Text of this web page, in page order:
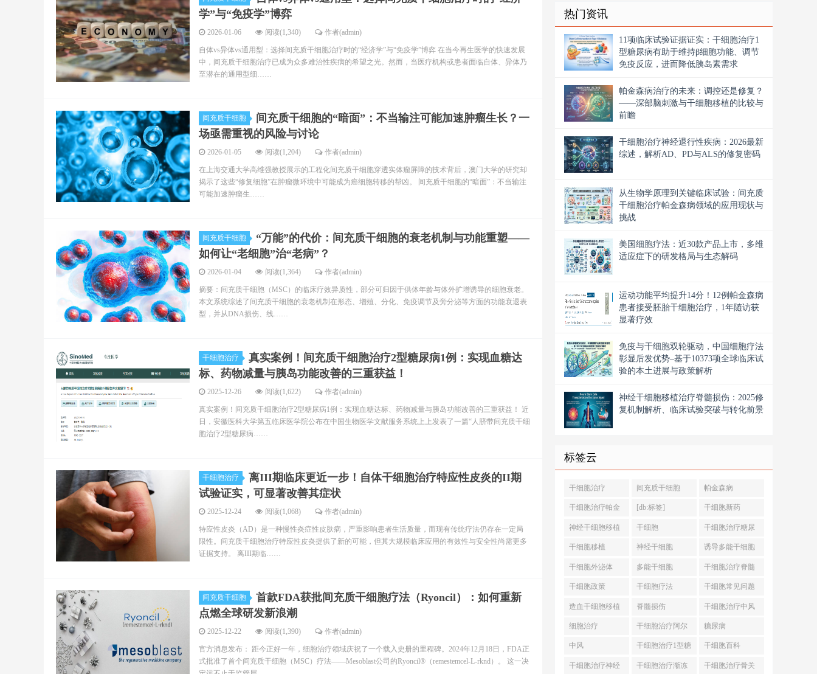
学”与“免疫学”博弈
2026-01-06 阅读(1,340) 作者(admin)
自体vs异体vs通用型：选择间充质干细胞治疗时的“经济学”与“免疫学”博弈 在当今再生医学的快速发展
中，间充质干细胞治疗已成为众多难治性疾病的希望之光。然而，当医疗机构或患者面临自体、异体乃
至潜在的通用型细……
间充质干细胞
间充质干细胞的“暗面”：不当输注可能加速肿瘤生长？一
场亟需重视的风险与讨论
2026-01-05 阅读(1,204) 作者(admin)
在上海交通大学高维强教授展示的工程化间充质干细胞穿透实体瘤屏障的技术背后，澳门大学的研究却
揭示了这些“修复细胞”在肿瘤微环境中可能成为癌细胞转移的帮凶。 间充质干细胞的“暗面”：不当输注
可能加速肿瘤生……
间充质干细胞
“万能”的代价：间充质干细胞的衰老机制与功能重塑——
如何让“老细胞”治“老病”？
2026-01-04 阅读(1,364) 作者(admin)
摘要：间充质干细胞（MSC）的临床疗效异质性，部分可归因于供体年龄与体外扩增诱导的细胞衰老。
本文系统综述了间充质干细胞的衰老机制在形态、增殖、分化、免疫调节及旁分泌等方面的功能衰退表
型，并从DNA损伤、线……
干细胞治疗
真实案例！间充质干细胞治疗2型糖尿病1例：实现血糖达
标、药物减量与胰岛功能改善的三重获益！
2025-12-26 阅读(1,622) 作者(admin)
真实案例！间充质干细胞治疗2型糖尿病1例：实现血糖达标、药物减量与胰岛功能改善的三重获益！ 近
日，安徽医科大学第五临床医学院公布在中国生物医学文献服务系统上上发表了一篇“人脐带间充质干细
胞治疗2型糖尿病……
干细胞治疗
离III期临床更近一步！自体干细胞治疗特应性皮炎的II期
试验证实，可显著改善其症状
2025-12-24 阅读(1,068) 作者(admin)
特应性皮炎（AD）是一种慢性炎症性皮肤病，严重影响患者生活质量，而现有传统疗法仍存在一定局
限性。间充质干细胞治疗特应性皮炎提供了新的可能，但其大规模临床应用的有效性与安全性尚需更多
证据支持。 离III期临……
间充质干细胞
首款FDA获批间充质干细胞疗法（Ryoncil）：如何重新
点燃全球研发新浪潮
2025-12-22 阅读(1,390) 作者(admin)
官方消息发布： 距今正好一年，细胞治疗领域庆祝了一个载入史册的里程碑。2024年12月18日，FDA正
式批准了首个间充质干细胞（MSC）疗法——Mesoblast公司的Ryoncil®（remestemcel‑L‑rknd）。 这一决
热门资讯
11项临床试验证据证实：干细胞治疗1
型糖尿病有助于维持β细胞功能、调节
免疫反应，进而降低胰岛素需求
帕金森病治疗的未来：调控还是修复？
——深部脑刺激与干细胞移植的比较与
前瞻
干细胞治疗神经退行性疾病：2026最新
综述，解析AD、PD与ALS的修复密码
从生物学原理到关键临床试验：间充质
干细胞治疗帕金森病领域的应用现状与
挑战
美国细胞疗法：近30款产品上市，多维
适应症下的研发格局与生态解码
运动功能平均提升14分！12例帕金森病
患者接受胚胎干细胞治疗，1年随访获
显著疗效
免疫与干细胞双轮驱动，中国细胞疗法
彰显后发优势–基于10373项全球临床试
验的本土进展与政策解析
神经干细胞移植治疗脊髓损伤：2025修
复机制解析、临床试验突破与转化前景
标签云
干细胞治疗 间充质干细胞 帕金森病
干细胞治疗帕金
森病
[db:标签] 干细胞新药
神经干细胞移植 干细胞 干细胞治疗糖尿
病
干细胞移植 神经干细胞 诱导多能干细胞
干细胞外泌体 多能干细胞 干细胞治疗脊髓
损伤
干细胞政策 干细胞疗法 干细胞常见问题
造血干细胞移植 脊髓损伤 干细胞治疗中风
细胞治疗 干细胞治疗阿尔
茨海默病
糖尿病
中风 干细胞治疗1型糖
尿病
干细胞百科
干细胞治疗神经 干细胞治疗渐冻 干细胞治疗骨关